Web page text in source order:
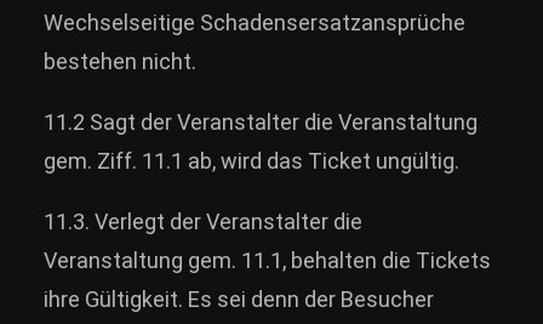
Wechselseitige Schadensersatzansprüche
bestehen nicht.
11.2 Sagt der Veranstalter die Veranstaltung
gem. Ziff. 11.1 ab, wird das Ticket ungültig.
11.3. Verlegt der Veranstalter die
Veranstaltung gem. 11.1, behalten die Tickets
ihre Gültigkeit. Es sei denn der Besucher